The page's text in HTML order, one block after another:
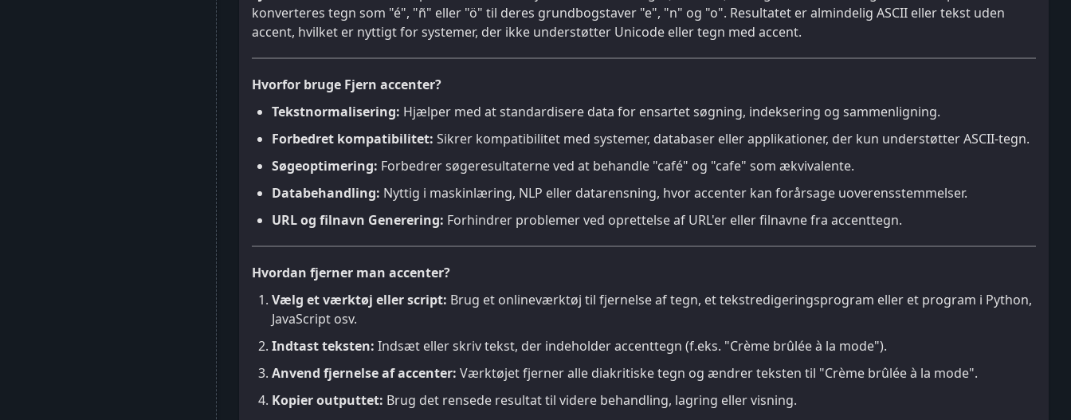
konverteres tegn som "é", "ñ" eller "ö" til deres grundbogstaver "e", "n" og "o". Resultatet er almindelig ASCII eller tekst uden
accent, hvilket er nyttigt for systemer, der ikke understøtter Unicode eller tegn med accent.
Hvorfor bruge Fjern accenter?
Tekstnormalisering: Hjælper med at standardisere data for ensartet søgning, indeksering og sammenligning.
Forbedret kompatibilitet: Sikrer kompatibilitet med systemer, databaser eller applikationer, der kun understøtter ASCII-tegn.
Søgeoptimering: Forbedrer søgeresultaterne ved at behandle "café" og "cafe" som ækvivalente.
Databehandling: Nyttig i maskinlæring, NLP eller datarensning, hvor accenter kan forårsage uoverensstemmelser.
URL og filnavn Generering: Forhindrer problemer ved oprettelse af URL'er eller filnavne fra accenttegn.
Hvordan fjerner man accenter?
Vælg et værktøj eller script: Brug et onlineværktøj til fjernelse af tegn, et tekstredigeringsprogram eller et program i Python,
JavaScript osv.
Indtast teksten: Indsæt eller skriv tekst, der indeholder accenttegn (f.eks. "Crème brûlée à la mode").
Anvend fjernelse af accenter: Værktøjet fjerner alle diakritiske tegn og ændrer teksten til "Crème brûlée à la mode".
Kopier outputtet: Brug det rensede resultat til videre behandling, lagring eller visning.